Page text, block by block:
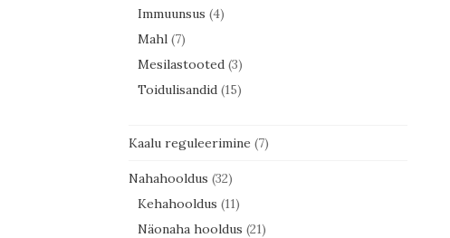
Immuunsus (4)
Mahl (7)
Mesilastooted (3)
Toidulisandid (15)
Kaalu reguleerimine (7)
Nahahooldus (32)
Kehahooldus (11)
Näonaha hooldus (21)